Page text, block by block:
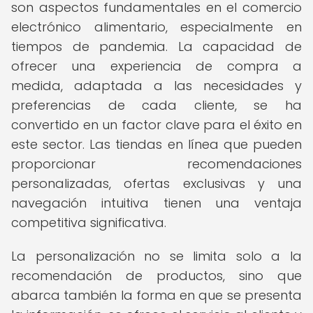
son aspectos fundamentales en el comercio
electrónico alimentario, especialmente en
tiempos de pandemia. La capacidad de
ofrecer una experiencia de compra a
medida, adaptada a las necesidades y
preferencias de cada cliente, se ha
convertido en un factor clave para el éxito en
este sector. Las tiendas en línea que pueden
proporcionar recomendaciones
personalizadas, ofertas exclusivas y una
navegación intuitiva tienen una ventaja
competitiva significativa.
La personalización no se limita solo a la
recomendación de productos, sino que
abarca también la forma en que se presenta